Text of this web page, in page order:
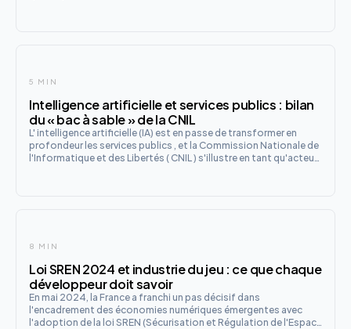
5 MIN
Intelligence artificielle et services publics : bilan
du « bac à sable » de la CNIL
L' intelligence artificielle (IA) est en passe de transformer en
profondeur les services publics , et la Commission Nationale de
l'Informatique et des Libertés ( CNIL ) s'illustre en tant qu'acteur
8 MIN
Loi SREN 2024 et industrie du jeu : ce que chaque
développeur doit savoir
En mai 2024, la France a franchi un pas décisif dans
l'encadrement des économies numériques émergentes avec
l'adoption de la loi SREN (Sécurisation et Régulation de l'Espace